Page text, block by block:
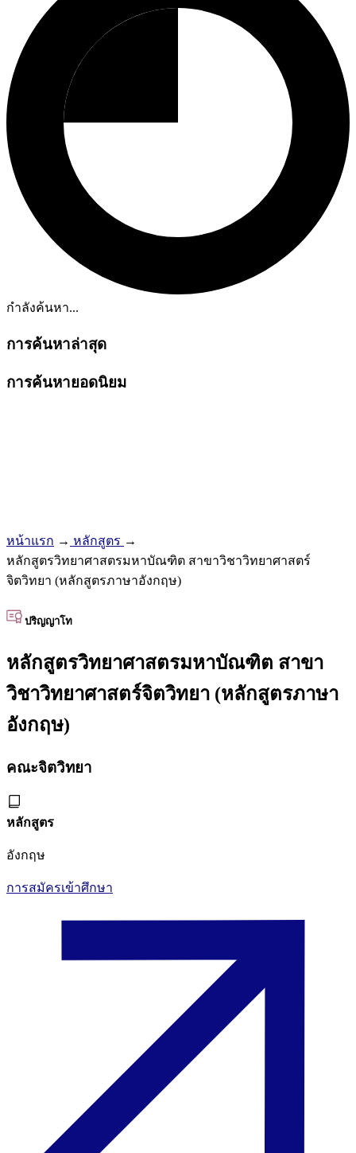
กำลังค้นหา...
การค้นหาล่าสุด
การค้นหายอดนิยม
หน้าแรก → หลักสูตร →
หลักสูตรวิทยาศาสตรมหาบัณฑิต สาขาวิชาวิทยาศาสตร์
จิตวิทยา (หลักสูตรภาษาอังกฤษ)
ปริญญาโท
หลักสูตรวิทยาศาสตรมหาบัณฑิต สาขา
วิชาวิทยาศาสตร์จิตวิทยา (หลักสูตรภาษา
อังกฤษ)
คณะจิตวิทยา
หลักสูตร
อังกฤษ
การสมัครเข้าศึกษา